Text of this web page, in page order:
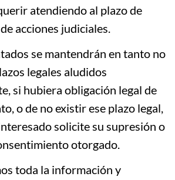
atendiendo al plazo de
acciones judiciales.
se mantendrán en tanto no
legales aludidos
si hubiera obligación legal de
o de no existir ese plazo legal,
solicite su supresión o
otorgado.
toda la información y